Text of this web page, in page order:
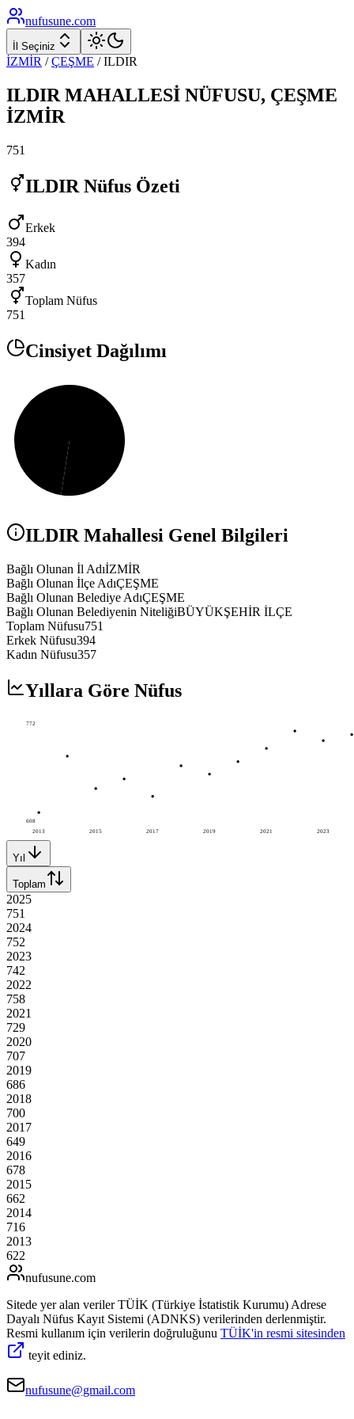
nufusune.com
İl Seçiniz
İZMİR / ÇEŞME /ILDIR
ILDIR MAHALLESİ NÜFUSU, ÇEŞME
İZMİR
751
ILDIR Nüfus Özeti
Erkek
394
Kadın
357
Toplam Nüfus
751
Cinsiyet Dağılımı
ILDIRMahallesi Genel Bilgileri
Bağlı Olunan İl AdıİZMİR
Bağlı Olunan İlçe AdıÇEŞME
Bağlı Olunan Belediye AdıÇEŞME
Bağlı Olunan Belediyenin NiteliğiBÜYÜKŞEHİR İLÇE
Toplam Nüfusu751
Erkek Nüfusu394
Kadın Nüfusu357
Yıllara Göre Nüfus
2013 2015 2017 2019 2021 2023
772
608
Yıl
Toplam
2025
751
2024
752
2023
742
2022
758
2021
729
2020
707
2019
686
2018
700
2017
649
2016
678
2015
662
2014
716
2013
622
nufusune.com
Sitede yer alan veriler TÜİK (Türkiye İstatistik Kurumu) Adrese
Dayalı Nüfus Kayıt Sistemi (ADNKS) verilerinden derlenmiştir.
Resmi kullanım için verilerin doğruluğunu TÜİK'in resmi sitesinden
teyit ediniz.
nufusune@gmail.com